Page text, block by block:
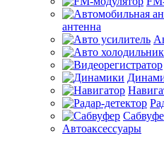
антенна
Автоаксессуары